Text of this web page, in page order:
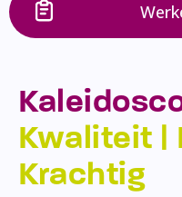
Kwaliteit |
Krachtig